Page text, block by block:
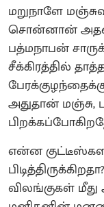
மறுநாளே
சொன்னான்
பத்மநாபன்
சீக்கிரத்தில்
அதுதான்
என்ன
விலங்குகள் மீது